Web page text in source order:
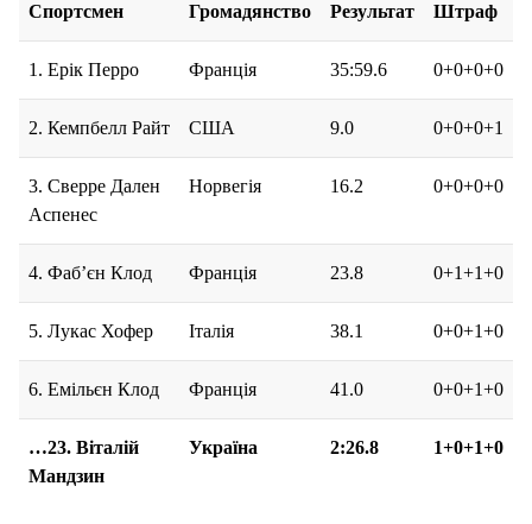
Спортсмен Громадянство Результат Штраф
1. Ерік Перро Франція 35:59.6 0+0+0+0
2. Кемпбелл Райт США 9.0 0+0+0+1
3. Сверре Дален
Аспенес
Норвегія 16.2 0+0+0+0
4. Фаб’єн Клод Франція 23.8 0+1+1+0
5. Лукас Хофер Італія 38.1 0+0+1+0
6. Емільєн Клод Франція 41.0 0+0+1+0
…23. Віталій
Мандзин
Україна 2:26.8 1+0+1+0